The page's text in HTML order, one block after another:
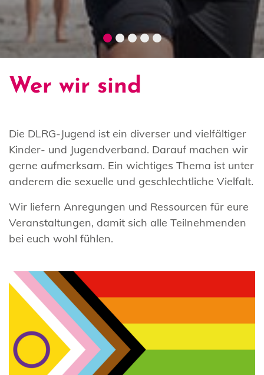
Wer wir sind
Die DLRG-Jugend ist ein diverser und vielfältiger
Kinder- und Jugendverband. Darauf machen wir
gerne aufmerksam. Ein wichtiges Thema ist unter
anderem die sexuelle und geschlechtliche Vielfalt.
Wir liefern Anregungen und Ressourcen für eure
Veranstaltungen, damit sich alle Teilnehmenden
bei euch wohl fühlen.